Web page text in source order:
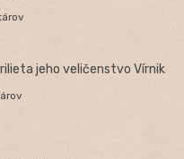
jeho veličenstvo Vírnik